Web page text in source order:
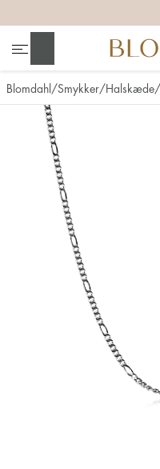
Næsesmykker
Blomdahl Smykker Halskæde